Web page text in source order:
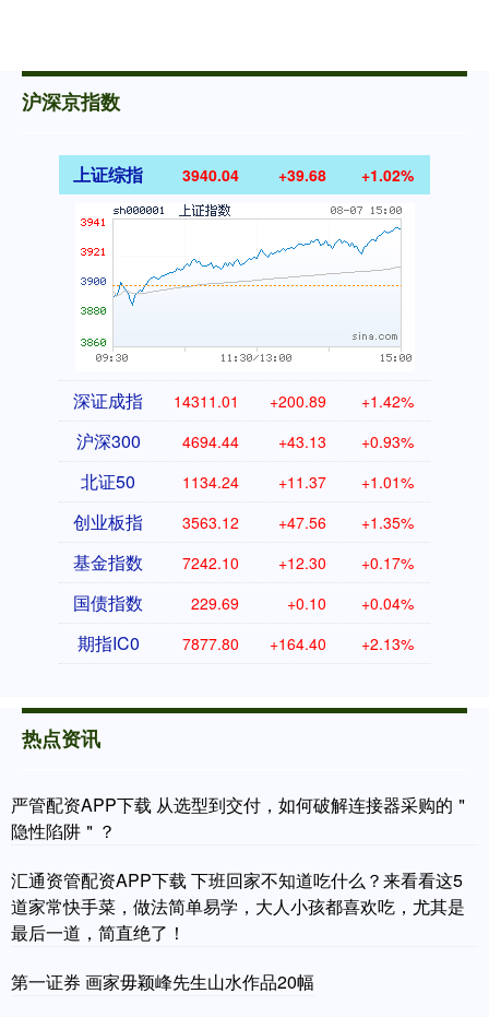
沪深京指数
上证综指 3940.04 +39.68 +1.02%
深证成指 14311.01 +200.89 +1.42%
沪深300 4694.44 +43.13 +0.93%
北证50 1134.24 +11.37 +1.01%
创业板指 3563.12 +47.56 +1.35%
基金指数 7242.10 +12.30 +0.17%
国债指数 229.69 +0.10 +0.04%
期指IC0 7877.80 +164.40 +2.13%
热点资讯
严管配资APP下载 从选型到交付，如何破解连接器采购的＂
隐性陷阱＂？
汇通资管配资APP下载 下班回家不知道吃什么？来看看这5
道家常快手菜，做法简单易学，大人小孩都喜欢吃，尤其是
最后一道，简直绝了！
第一证券 画家毋颖峰先生山水作品20幅